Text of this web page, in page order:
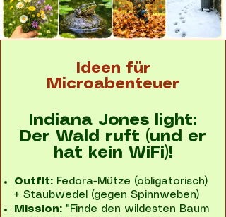
Ideen für
Microabenteuer
Indiana Jones light:
Der Wald ruft (und er
hat kein WiFi)!
Outfit: Fedora-Mütze (obligatorisch)
+ Staubwedel (gegen Spinnweben)
Mission: "Finde den wildesten Baum